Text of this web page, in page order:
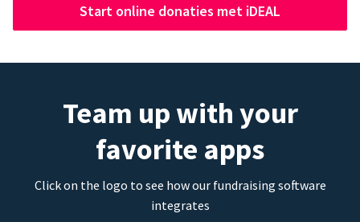
Start online donaties met iDEAL
Team up with your
favorite apps
Click on the logo to see how our fundraising software
integrates